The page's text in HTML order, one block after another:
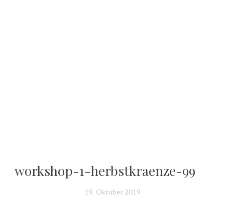
workshop-1-herbstkraenze-99
19. Oktober 2019